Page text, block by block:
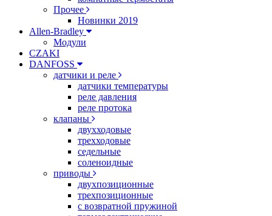
Прочее
Новинки 2019
Allen-Bradley
Модули
CZAKI
DANFOSS
датчики и реле
датчики температуры
реле давления
реле протока
клапаны
двухходовые
трехходовые
седельные
соленоидные
приводы
двухпозиционные
трехпозиционные
с возвратной пружиной